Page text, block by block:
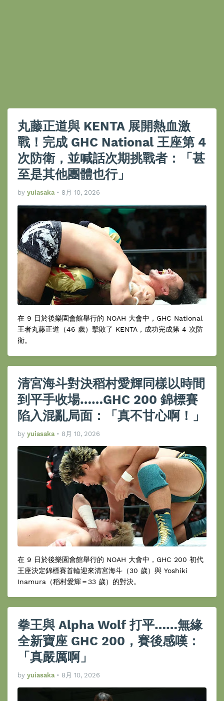
丸藤正道與 KENTA 展開熱血激
戰！完成 GHC National 王座第 4
次防衛，並喊話次期挑戰者：「甚
至是其他團體也行」
by yuiasaka • 8月 10, 2026
在 9 日於後樂園會館舉行的 NOAH 大會中，GHC National
王者丸藤正道（46 歲）擊敗了 KENTA，成功完成第 4 次防
衛。
清宮海斗對決稻村愛輝同樣以時間
到平手收場……GHC 200 錦標賽
陷入混亂局面：「真不甘心啊！」
by yuiasaka • 8月 10, 2026
在 9 日於後樂園會館舉行的 NOAH 大會中，GHC 200 初代
王座決定錦標賽首輪迎來清宮海斗（30 歲）與 Yoshiki
Inamura（稻村愛輝＝33 歲）的對決。
拳王與 Alpha Wolf 打平……無緣
全新寶座 GHC 200，賽後感嘆：
「真嚴厲啊」
by yuiasaka • 8月 10, 2026